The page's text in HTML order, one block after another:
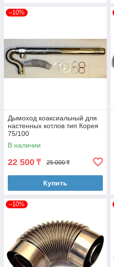
–10%
Дымоход коаксиальный для
настенных котлов тип Корея
75/100
В наличии
22 500 ₸ 25 000 ₸
Купить
–10%